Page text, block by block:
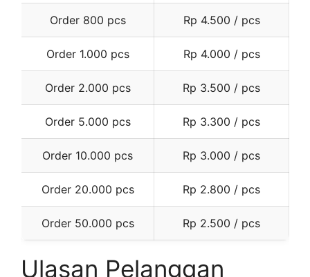
Order 800 pcs Rp 4.500 / pcs
Order 1.000 pcs Rp 4.000 / pcs
Order 2.000 pcs Rp 3.500 / pcs
Order 5.000 pcs Rp 3.300 / pcs
Order 10.000 pcs Rp 3.000 / pcs
Order 20.000 pcs Rp 2.800 / pcs
Order 50.000 pcs Rp 2.500 / pcs
Ulasan Pelanggan